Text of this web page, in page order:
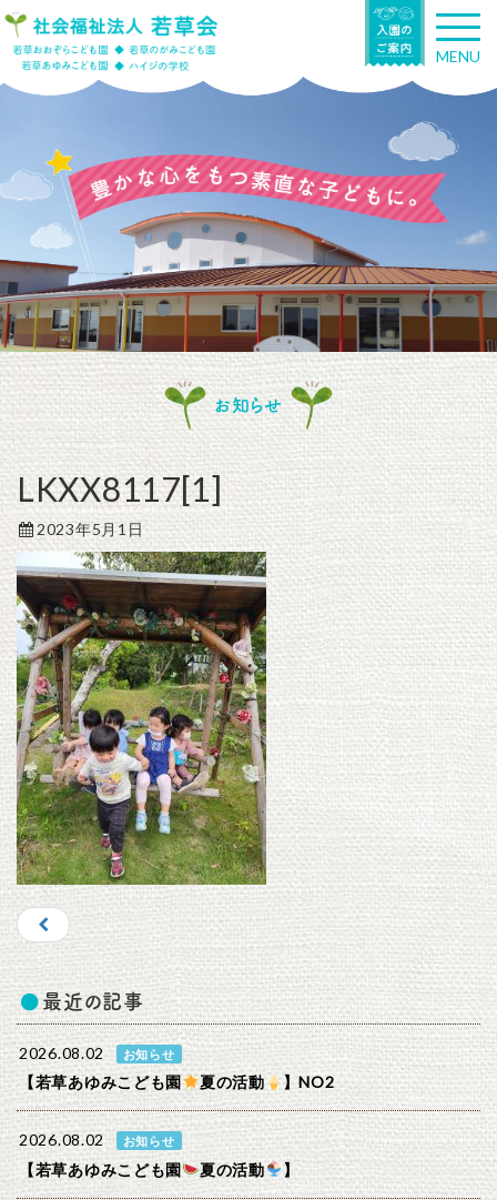
T
o
g
n
g
a
t
n
MENU
お知らせ
LKXX8117[1]
2023年5月1日
最近の記事
2026.08.02 お知らせ
【若草あゆみこども園 夏の活動 】NO2
2026.08.02 お知らせ
【若草あゆみこども園 夏の活動 】